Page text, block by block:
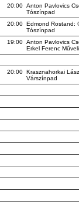
20:00 Anton Pavlovics
Tószínpad
20:00 Edmond Rostand:
Tószínpad
19:00 Anton Pavlovics
Erkel Ferenc
20:00 Krasznahorkai
Várszínpad